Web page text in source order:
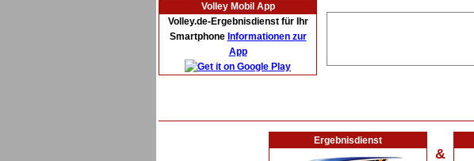
Volley Mobil App
Volley.de-Ergebnisdienst für Ihr
Smartphone Informationen zur
App
Ergebnisdienst
&